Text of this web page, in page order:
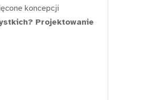
koncepcji
Projektowanie